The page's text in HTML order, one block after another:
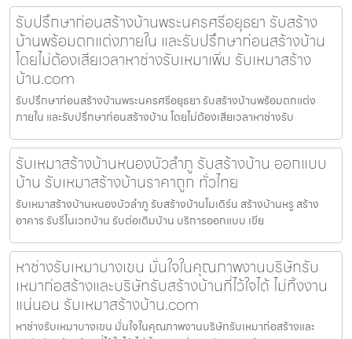
รับปรึกษาก่อนสร้างบ้านพระนครศรีอยุธยา รับสร้าง
บ้านพร้อมตกแต่งภายใน และรับปรึกษาก่อนสร้างบ้าน
โดยไม่ต้องเสียเวลาหาช่างรับเหมาเพิ่ม รับเหมาสร้าง
บ้าน.com
รับปรึกษาก่อนสร้างบ้านพระนครศรีอยุธยา รับสร้างบ้านพร้อมตกแต่ง
ภายใน และรับปรึกษาก่อนสร้างบ้าน โดยไม่ต้องเสียเวลาหาช่างรับ
รับเหมาสร้างบ้านหนองบัวลำภู รับสร้างบ้าน ออกแบบ
บ้าน รับเหมาสร้างบ้านราคาถูก ทั่วไทย
รับเหมาสร้างบ้านหนองบัวลำภู รับสร้างบ้านโมเดิร์น สร้างบ้านหรู สร้าง
อาคาร รับรีโนเวทบ้าน รับต่อเติมบ้าน บริการออกแบบ เขีย
หาช่างรับเหมาบางเขน มั่นใจในคุณภาพงานบริษัทรับ
เหมาก่อสร้างและบริษัทรับสร้างบ้านที่ไว้ใจได้ ไม่ทิ้งงาน
แน่นอน รับเหมาสร้างบ้าน.com
หาช่างรับเหมาบางเขน มั่นใจในคุณภาพงานบริษัทรับเหมาก่อสร้างและ